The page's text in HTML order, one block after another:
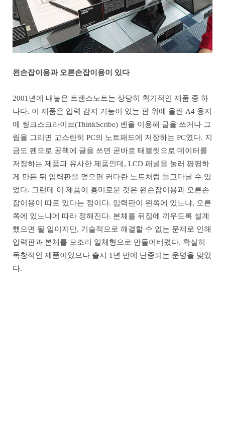
왼손잡이용과 오른손잡이용이 있다
2001년에 내놓은 트랜스노트는 상당히 획기적인 제품 중 하
나다. 이 제품은 입력 감지 기능이 있는 판 위에 올린 A4 용지
에 씽크스크라이브(ThinkScribe) 펜을 이용해 글을 쓰거나 그
림을 그리면 고스란히 PC의 노트패드에 저장하는 PC였다. 지
금도 펜으로 공책에 글을 쓰면 곧바로 태블릿으로 데이터를
저장하는 제품과 유사한 제품인데, LCD 패널을 눌러 평평하
게 만든 뒤 입력판을 덮으면 커다란 노트처럼 들고다닐 수 있
었다. 그런데 이 제품이 흥미로운 것은 왼손잡이용과 오른손
잡이용이 따로 있다는 점이다. 입력판이 왼쪽에 있느냐, 오른
쪽에 있느냐에 따라 정해진다. 본체를 뒤집에 끼우도록 설계
했으면 될 일이지만, 기술적으로 해결할 수 없는 문제로 인해
압력판과 본체를 모조리 일체형으로 만들어버렸다. 확실히
독창적인 제품이었으나 출시 1년 만에 단종되는 운명을 맞았
다.